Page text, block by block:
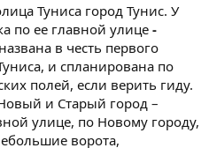
Туниса город Тунис. У
по ее главной улице -
в честь первого
и спланирована по
полей, если верить гиду.
и Старый город –
улице, по Новому городу,
ворота,